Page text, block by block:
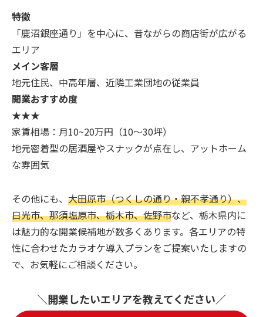
特徴
「鹿沼銀座通り」を中心に、昔ながらの商店街が広がる
エリア
メイン客層
地元住民、中高年層、近隣工業団地の従業員
開業おすすめ度
★★★
家賃相場：月10~20万円（10～30坪）
地元密着型の居酒屋やスナックが点在し、アットホーム
な雰囲気
その他にも、 大田原市（つくしの通り・親不孝通り）、
日光市、那須塩原市、栃木市、佐野市など、栃木県内に
は魅力的な開業候補地が数多くあります。各エリアの特
性に合わせたカラオケ導入プランをご提案いたしますの
で、お気軽にご相談ください。
＼開業したいエリアを教えてください／